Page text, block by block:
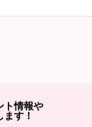
ト情報や
す！